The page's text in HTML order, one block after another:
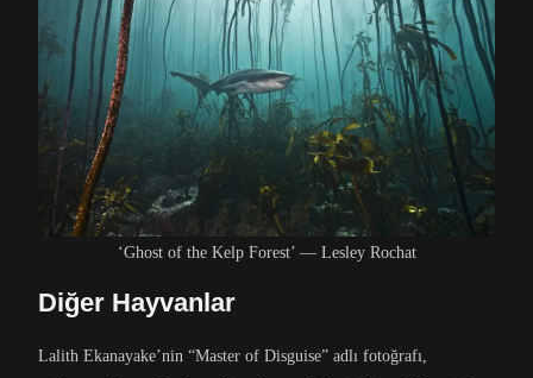
‘Ghost of the Kelp Forest’ — Lesley Rochat
Diğer Hayvanlar
Lalith Ekanayake’nin “Master of Disguise” adlı fotoğrafı,